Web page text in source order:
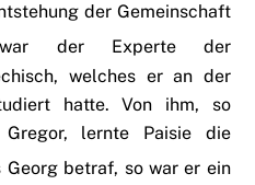
der Gemeinschaft
der Experte der
welches er an der
hatte. Von ihm, so
lernte Paisie die
Georg betraf, so war er ein